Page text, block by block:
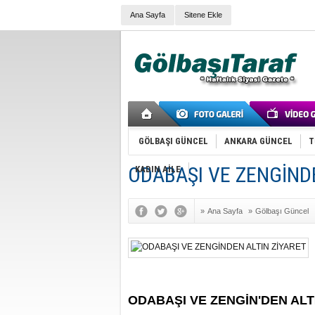
Ana Sayfa Sitene Ekle
GÖLBAŞI GÜNCEL ANKARA GÜNCEL
KADIN AİLE
ODABAŞI VE
» Ana Sayfa » Gölbaşı Güncel
ODABAŞI VE ZENGİN'DEN